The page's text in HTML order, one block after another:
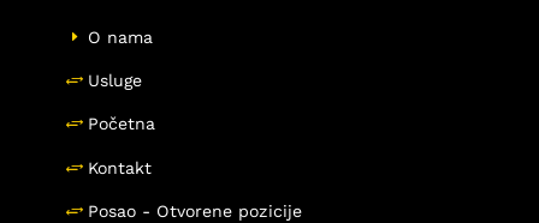
O nama
Usluge
Početna
Kontakt
Posao - Otvorene pozicije